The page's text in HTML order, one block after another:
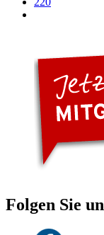
Folgen Sie